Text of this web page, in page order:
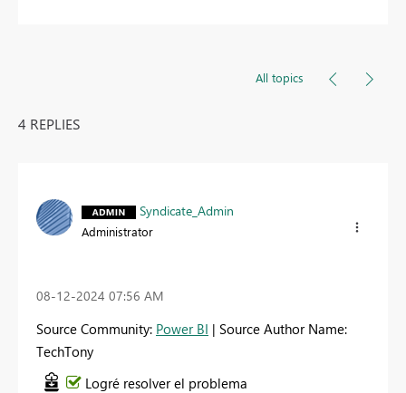
All topics
4 REPLIES
Syndicate_Admin
Administrator
‎08-12-2024 07:56 AM
Source Community: Power BI | Source Author Name:
TechTony
Logré resolver el problema